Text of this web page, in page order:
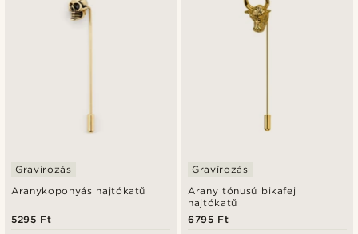
Aranykoponyás hajtókatű
Gravírozás
5295 Ft
Arany tónusú bikafej
hajtókatű
Gravírozás
6795 Ft